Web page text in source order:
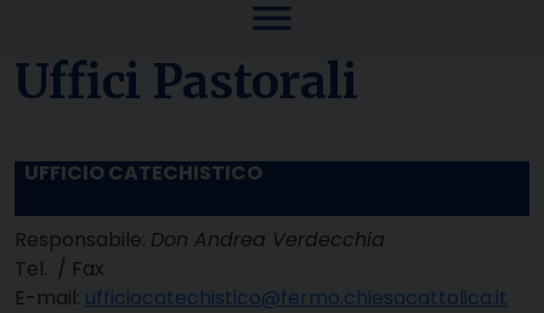
Uffici Pastorali
UFFICIO CATECHISTICO
Responsabile: Don Andrea Verdecchia
Tel. / Fax
E-mail: ufficiocatechistico@fermo.chiesacattolica.it